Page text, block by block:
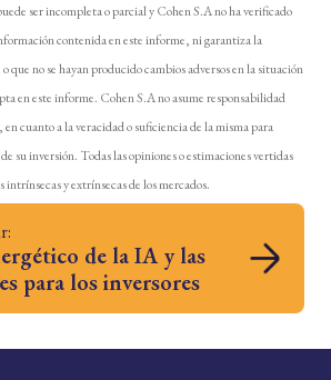
ser incompleta o parcial y Cohen S.A no ha verificado
contenida en este informe, ni garantiza la
no se hayan producido cambios adversos en la situación
en este informe. Cohen S.A no asume responsabilidad
cuanto a la veracidad o suficiencia de la misma para
su inversión. Todas las opiniones o estimaciones vertidas
intrínsecas y extrínsecas de los mercados.
de la IA y las
para los inversores